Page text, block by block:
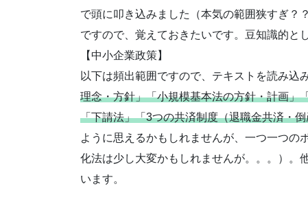
で頭に叩き込みました（本気の範囲狭すぎ？
ですので、覚えておきたいです。豆知識的と
【中小企業政策】
以下は頻出範囲ですので、テキストを読み込
理念・方針」「小規模基本法の方針・計画」
「下請法」「3つの共済制度（退職金共済・
ように思えるかもしれませんが、一つ一つの
化法は少し大変かもしれませんが。。。）。
います。